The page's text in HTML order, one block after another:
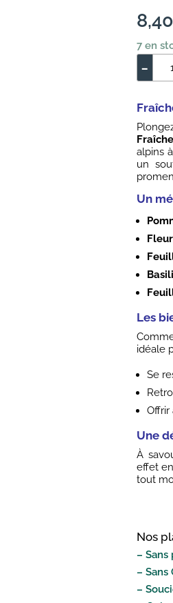
8,40
7 en
quantité
Tisane
Fraîcheur
-
alpins
un
Un
Les
idéale
Se
Offrir
Une
À
effet
tout
Nos
–
– Sans
–